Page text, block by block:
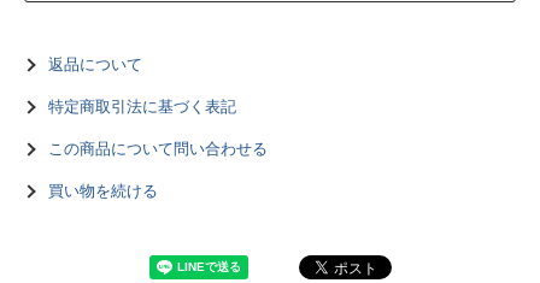
返品について
特定商取引法に基づく表記
この商品について問い合わせる
買い物を続ける